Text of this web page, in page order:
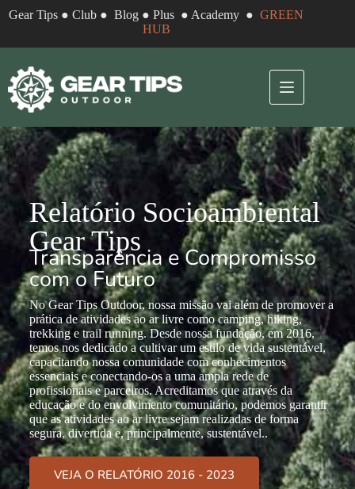
Gear Tips ●Club ●Blog ●Plus ● Academy ●GREEN
HUB
Relatório Socioambiental
Gear Tips
Transparência e Compromisso
com o Futuro
No Gear Tips Outdoor, nossa missão vai além de promover a
prática de atividades ao ar livre como camping, hiking,
trekking e trail running. Desde nossa fundação, em 2016,
temos nos dedicado a cultivar um estilo de vida sustentável,
capacitando nossa comunidade com conhecimentos
essenciais e conectando-os a uma ampla rede de
profissionais e parceiros. Acreditamos que através da
educação e do envolvimento comunitário, podemos garantir
que as atividades ao ar livre sejam realizadas de forma
segura, divertida e, principalmente, sustentável..
VEJA O RELATÓRIO 2016 - 2023